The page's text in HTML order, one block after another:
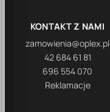
KONTAKT Z NAMI
zamowienia@oplex.pl
42 684 61 81
696 554 070
Reklamacje